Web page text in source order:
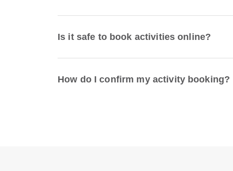
Is it safe to book activities online?
How do I confirm my activity booking?